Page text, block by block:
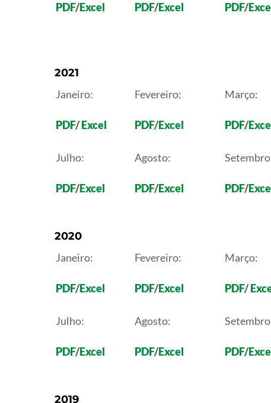
PDF/Excel PDF/Excel PDF/
2021
Janeiro:
PDF/Excel
Fevereiro:
PDF/Excel
Março:
PDF/
Julho:
PDF/Excel
Agosto:
PDF/Excel PDF/
2020
Janeiro:
PDF/Excel
Fevereiro:
PDF/Excel
Março:
PDF/
Julho:
PDF/Excel
Agosto:
PDF/Excel PDF/
2019